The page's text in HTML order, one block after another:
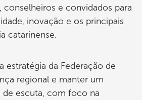
conselheiros e convidados para
inovação e os principais
catarinense.
estratégia da Federação de
regional e manter um
escuta, com foco na